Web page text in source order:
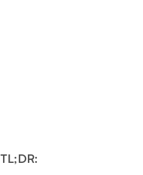
TL;DR: